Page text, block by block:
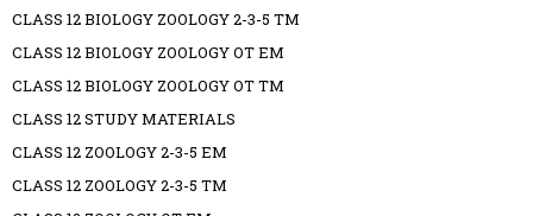
CLASS 12 BIOLOGY ZOOLOGY 2-3-5 TM
CLASS 12 BIOLOGY ZOOLOGY OT EM
CLASS 12 BIOLOGY ZOOLOGY OT TM
CLASS 12 STUDY MATERIALS
CLASS 12 ZOOLOGY 2-3-5 EM
CLASS 12 ZOOLOGY 2-3-5 TM